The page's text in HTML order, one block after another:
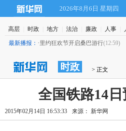
2026年8月6日 星期四
高层 时政 地方 法治 廉政 人事
最新播报： ·里约狂欢节开启桑巴游行(12:59)
时政 > 正文
全国铁路14
2015年02月14日 16:53:33 来源： 新华网